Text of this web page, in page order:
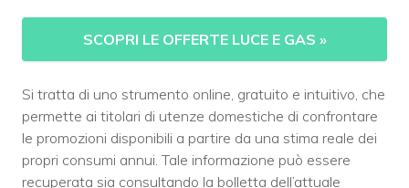
SCOPRI LE OFFERTE LUCE E GAS »
Si tratta di uno strumento online, gratuito e intuitivo, che
permette ai titolari di utenze domestiche di confrontare
le promozioni disponibili a partire da una stima reale dei
propri consumi annui. Tale informazione può essere
recuperata sia consultando la bolletta dell’attuale